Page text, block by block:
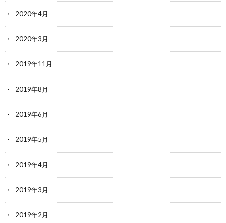
2020年4月
2020年3月
2019年11月
2019年8月
2019年6月
2019年5月
2019年4月
2019年3月
2019年2月